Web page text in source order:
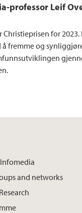
professor Leif
for 2023.
fremme og
and networks